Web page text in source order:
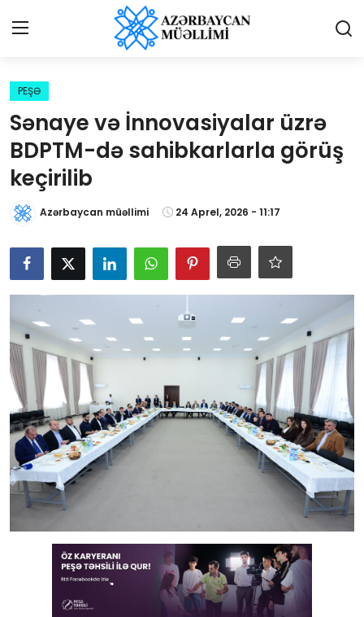
Qəzetə elan ver
Əlaqə
Haqqımızda
Reklam və elan
Biz kimik?
Bütün xəbərlər
Gündəlik
Rəsmi
Təhsil
Müsahibə
Reportaj
PEŞƏ
Sənaye və İnnovasiyalar üzrə
BDPTM-də sahibkarlarla görüş
keçirilib
Azərbaycan müəllimi 24 Aprel, 2026 - 11:17